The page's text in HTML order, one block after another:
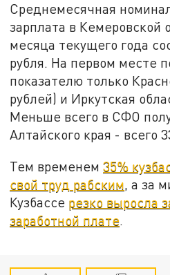
Среднемесячная
зарплата в Кемеровской
месяца текущего года
рубля. На первом месте
показателю только
рублей) и Иркутская
Меньше всего в СФО
Алтайского края - всего
Тем временем35%
свой труд рабским, а за
Кузбассе резко выросла
заработной плате.